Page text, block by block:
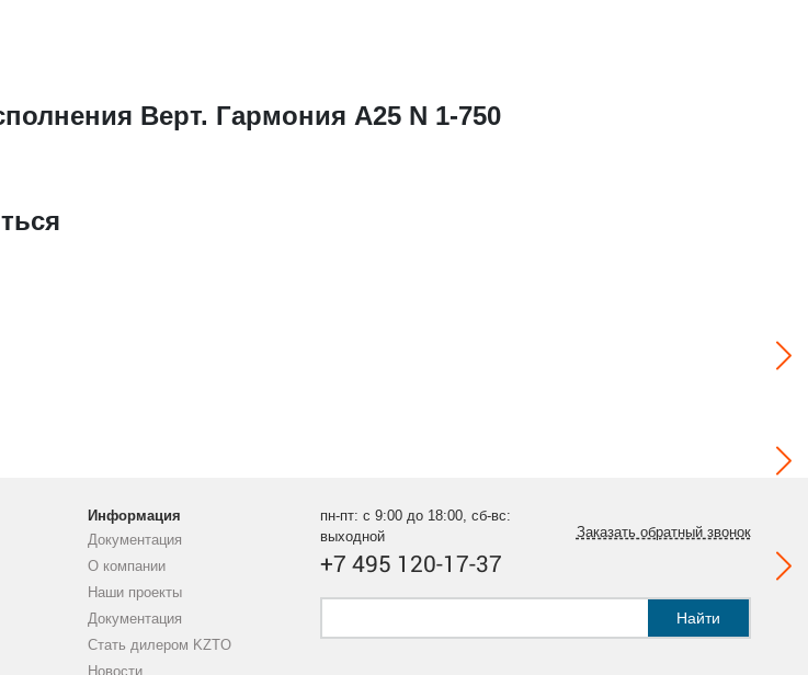
Верт. Гармония А25 N 1-750
Информация
Документация
О компании
Наши проекты
Документация
Стать дилером KZTO
Новости
пн-пт: с 9:00 до 18:00, сб-вс:
выходной
+7 495 120-17-37
Заказать обратный звонок
Найти